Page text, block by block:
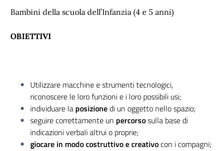
Bambini della scuola dell’Infanzia (4 e 5 anni)
OBIETTIVI
Utilizzare macchine e strumenti tecnologici,
riconoscere le loro funzioni e i loro possibili usi;
individuare la posizionedi un oggetto nello spazio;
seguire correttamente un percorsosulla base di
indicazioni verbali altrui o proprie;
giocare in modo costruttivo e creativocon i compagni;